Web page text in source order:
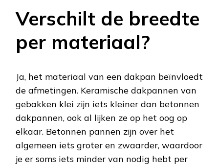
Verschilt de breedte
per materiaal?
Ja, het materiaal van een dakpan beïnvloedt
de afmetingen. Keramische dakpannen van
gebakken klei zijn iets kleiner dan betonnen
dakpannen, ook al lijken ze op het oog op
elkaar. Betonnen pannen zijn over het
algemeen iets groter en zwaarder, waardoor
je er soms iets minder van nodig hebt per